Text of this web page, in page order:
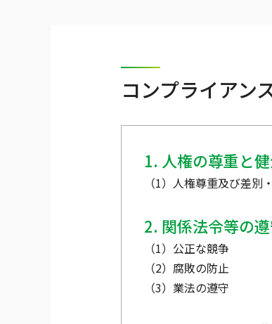
コンプライアン
1. 人権の尊重と
（1）人権尊重及び差別
2. 関係法令等の
（1）公正な競争
（2）腐敗の防止
（3）業法の遵守